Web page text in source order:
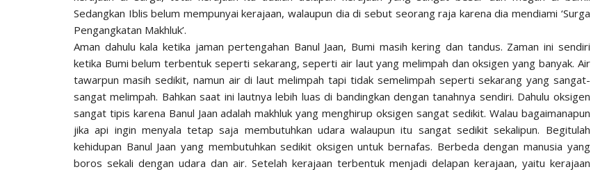
Sedangkan Iblis belum mempunyai kerajaan, walaupun dia di sebut seorang raja karena dia mendiami ‘Surga
Pengangkatan Makhluk’.
Aman dahulu kala ketika jaman pertengahan Banul Jaan, Bumi masih kering dan tandus. Zaman ini sendiri
ketika Bumi belum terbentuk seperti sekarang, seperti air laut yang melimpah dan oksigen yang banyak. Air
tawarpun masih sedikit, namun air di laut melimpah tapi tidak semelimpah seperti sekarang yang sangat-
sangat melimpah. Bahkan saat ini lautnya lebih luas di bandingkan dengan tanahnya sendiri. Dahulu oksigen
sangat tipis karena Banul Jaan adalah makhluk yang menghirup oksigen sangat sedikit. Walau bagaimanapun
jika api ingin menyala tetap saja membutuhkan udara walaupun itu sangat sedikit sekalipun. Begitulah
kehidupan Banul Jaan yang membutuhkan sedikit oksigen untuk bernafas. Berbeda dengan manusia yang
boros sekali dengan udara dan air. Setelah kerajaan terbentuk menjadi delapan kerajaan, yaitu kerajaan